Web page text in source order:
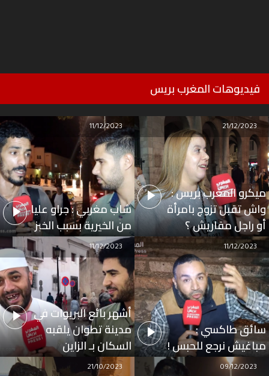
فيديوهات المغرب بريس
ميكرو المغرب بريس :
واش تقبل تزوج بامرأة
أو راجل مقاريش ؟
21/12/2023
شاب مغربي : جراو عليا
من الخيرية بسبب الخبز
11/12/2023
سائق طاكسي :
مباغيش نرجع للحبس !
11/12/2023
أشهر بائع البريوات في
مدينة تطوان يلقبه
السكان بـ الزاين
11/12/2023
09/12/2023
21/10/2023